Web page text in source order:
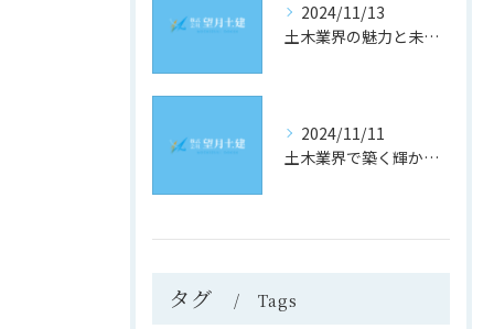
2024/11/13
土木業界の魅力と未来への道
2024/11/11
土木業界で築く輝かしい未来
タグ Tags